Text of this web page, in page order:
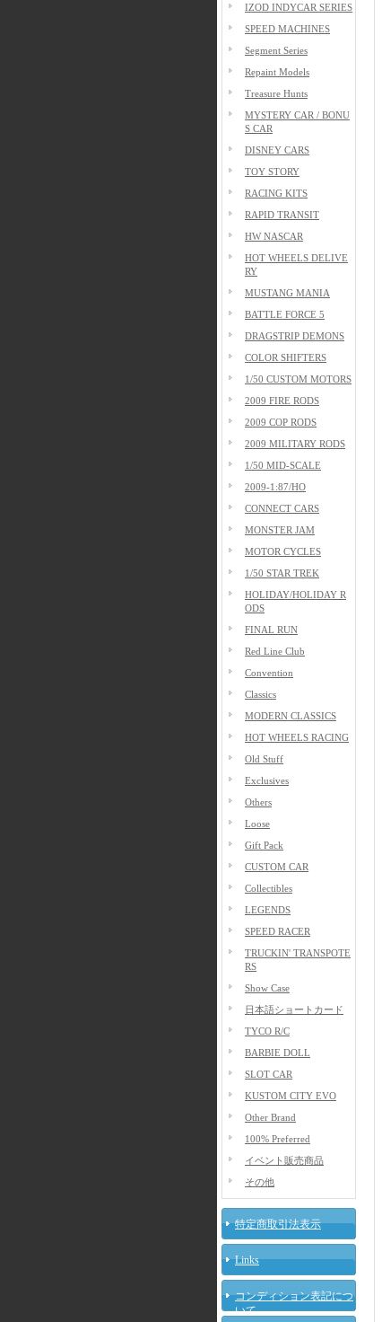
IZOD INDYCAR SERIES
SPEED MACHINES
Segment Series
Repaint Models
Treasure Hunts
MYSTERY CAR / BONU
S CAR
DISNEY CARS
TOY STORY
RACING KITS
RAPID TRANSIT
HW NASCAR
HOT WHEELS DELIVE
RY
MUSTANG MANIA
BATTLE FORCE 5
DRAGSTRIP DEMONS
COLOR SHIFTERS
1/50 CUSTOM MOTORS
2009 FIRE RODS
2009 COP RODS
2009 MILITARY RODS
1/50 MID-SCALE
2009-1:87/HO
CONNECT CARS
MONSTER JAM
MOTOR CYCLES
1/50 STAR TREK
HOLIDAY/HOLIDAY R
ODS
FINAL RUN
Red Line Club
Convention
Classics
MODERN CLASSICS
HOT WHEELS RACING
Old Stuff
Exclusives
Others
Loose
Gift Pack
CUSTOM CAR
Collectibles
LEGENDS
SPEED RACER
TRUCKIN' TRANSPOTE
RS
Show Case
日本語ショートカード
TYCO R/C
BARBIE DOLL
SLOT CAR
KUSTOM CITY EVO
Other Brand
100% Preferred
イベント販売商品
その他
特定商取引法表示
Links
コンディション表記につ
いて